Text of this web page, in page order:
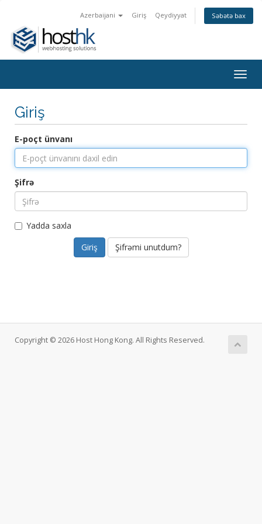
Azerbaijani Giriş Qeydiyyat Səbətə bax
Giriş
E-poçt ünvanı
Şifrə
Yadda saxla
Şifrəmi unutdum?
Copyright © 2026 Host Hong Kong. All Rights Reserved.